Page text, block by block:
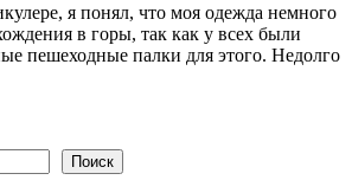
я понял, что моя одежда немного
в горы, так как у всех были
пешеходные палки для этого. Недолго
Поиск